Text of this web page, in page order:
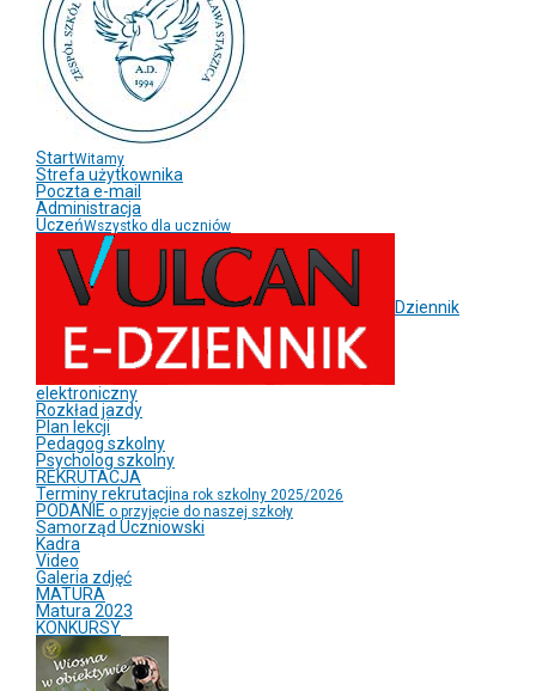
StartWitamy
Strefa użytkownika
Poczta e-mail
Administracja
UczeńWszystko dla uczniów
Dziennik
elektroniczny
Rozkład jazdy
Plan lekcji
Pedagog szkolny
Psycholog szkolny
REKRUTACJA
Terminy rekrutacjina rok szkolny 2025/2026
PODANIE o przyjęcie do naszej szkoły
Samorząd Uczniowski
Kadra
Video
Galeria zdjęć
MATURA
Matura 2023
KONKURSY